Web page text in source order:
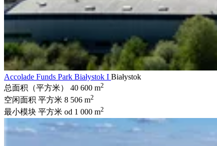
Accolade Funds Park Białystok I Białystok
总面积（平方米）
40 600 m2
空闲面积 平方米 8 506 m2
最小模块 平方米 od 1 000 m2